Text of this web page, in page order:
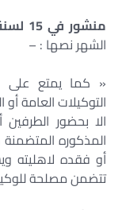
منشور في 15 لسنة 2006:
الشهر نصها : –
« كما يمتع على
التوكيلات العامة
الا بحضور الطرفين
المذكوره
أو فقده لاهليته
تتضمن مصلحة